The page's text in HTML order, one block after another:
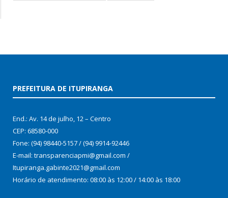
PREFEITURA DE ITUPIRANGA
End.: Av. 14 de julho, 12 – Centro
CEP: 68580-000
Fone: (94) 98440-5157 / (94) 9914-92446
E-mail: transparenciapmi@gmail.com /
Itupiranga.gabinte2021@gmail.com
Horário de atendimento: 08:00 às 12:00 / 14:00 às 18:00